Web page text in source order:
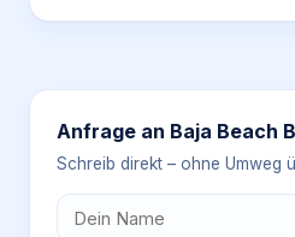
Anfrage an Baja Beach
Schreib direkt – ohne Umweg